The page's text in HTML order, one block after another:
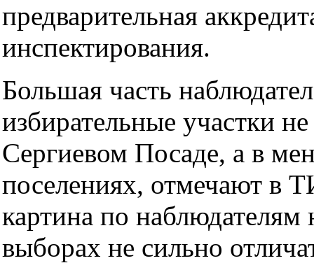
предварительная
инспектирования.
Большая часть
избирательные участки
Сергиевом Посаде, а в
поселениях, отмечают в
картина по
выборах не сильно